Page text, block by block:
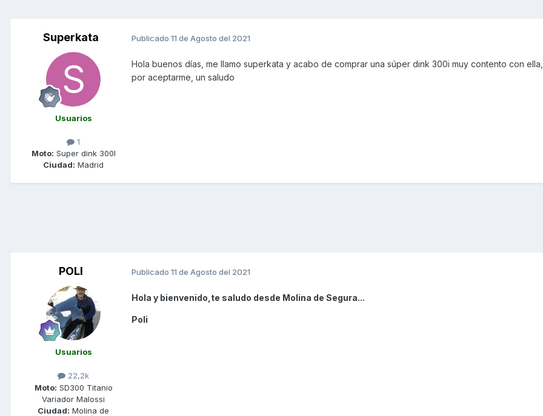
Superkata
Usuarios
1
Moto: Super dink 300I
Ciudad: Madrid
Publicado 11 de Agosto del 2021
Hola buenos días, me llamo superkata y acabo de comprar una súper dink 300i muy contento con
por aceptarme, un saludo
POLI
Usuarios
22,2k
Moto: SD300 Titanio
Variador Malossi
Ciudad: Molina de
Publicado 11 de Agosto del 2021
Hola y bienvenido,te saludo desde Molina de Segura...
Poli